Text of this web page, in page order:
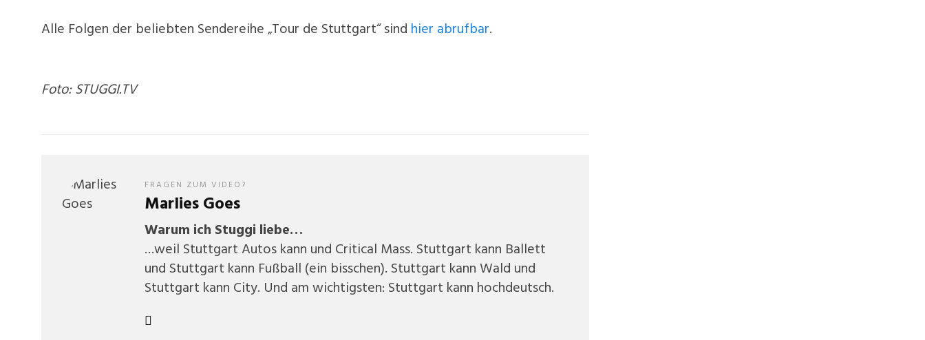
Alle Folgen der beliebten Sendereihe „Tour de Stuttgart“ sind hier abrufbar.
Foto: STUGGI.TV
FRAGEN ZUM VIDEO?
Marlies Goes
Warum ich Stuggi liebe…
…weil Stuttgart Autos kann und Critical Mass. Stuttgart kann Ballett
und Stuttgart kann Fußball (ein bisschen). Stuttgart kann Wald und
Stuttgart kann City. Und am wichtigsten: Stuttgart kann hochdeutsch.